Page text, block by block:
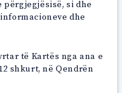
si dhe
dhe
të Kartës nga ana e
shkurt, në Qendrën